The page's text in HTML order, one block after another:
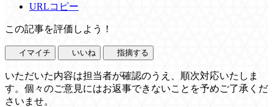
URLコピー
この記事を評価しよう！
イマイチ いいね 指摘する
いただいた内容は担当者が確認のうえ、順次対応いたしま
す。個々のご意見にはお返事できないことを予めご了承くだ
さいませ。